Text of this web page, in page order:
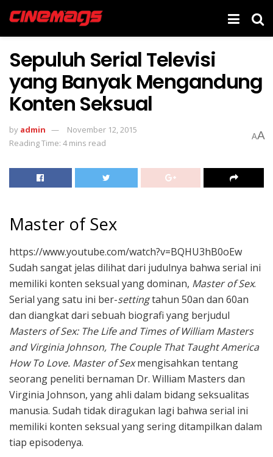
Sepuluh Serial Televisi
yang Banyak Mengandung
Konten Seksual
by admin
November 12, 2015
Reading Time: 4 mins read
AA
Master of Sex
https://www.youtube.com/watch?v=BQHU3hB0oEw
Sudah sangat jelas dilihat dari judulnya bahwa serial ini
memiliki konten seksual yang dominan, Master of Sex.
Serial yang satu ini ber-settingtahun 50an dan 60an
dan diangkat dari sebuah biografi yang berjudul
Masters of Sex: The Life and Times of William Masters
and Virginia Johnson, The Couple That Taught America
How To Love. Master of Sexmengisahkan tentang
seorang peneliti bernaman Dr. William Masters dan
Virginia Johnson, yang ahli dalam bidang seksualitas
manusia. Sudah tidak diragukan lagi bahwa serial ini
memiliki konten seksual yang sering ditampilkan dalam
tiap episodenya.